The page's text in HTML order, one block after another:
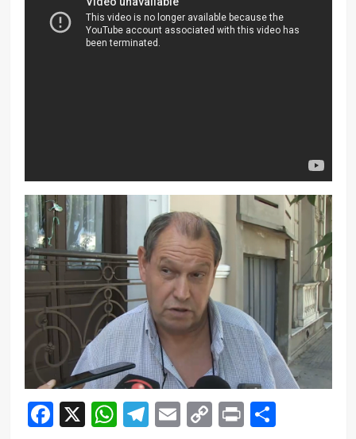
Facebook
X WhatsApp
Telegram
EmailCopy
Print